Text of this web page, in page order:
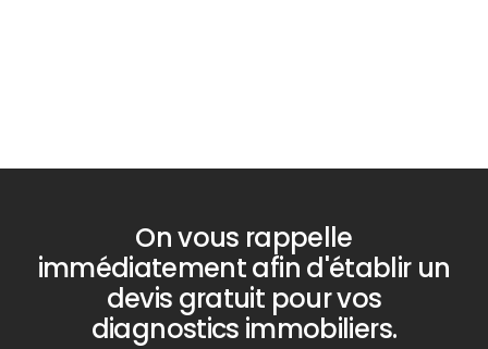
On vous rappelle
immédiatement afin d'établir un
devis gratuit pour vos
diagnostics immobiliers.